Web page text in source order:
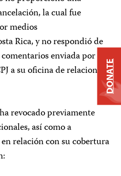
la cual fue
medios
Rica, y no respondió de
enviada por
a su oficina de relaciones
revocado previamente
así como a
relación con su cobertura
DONATE